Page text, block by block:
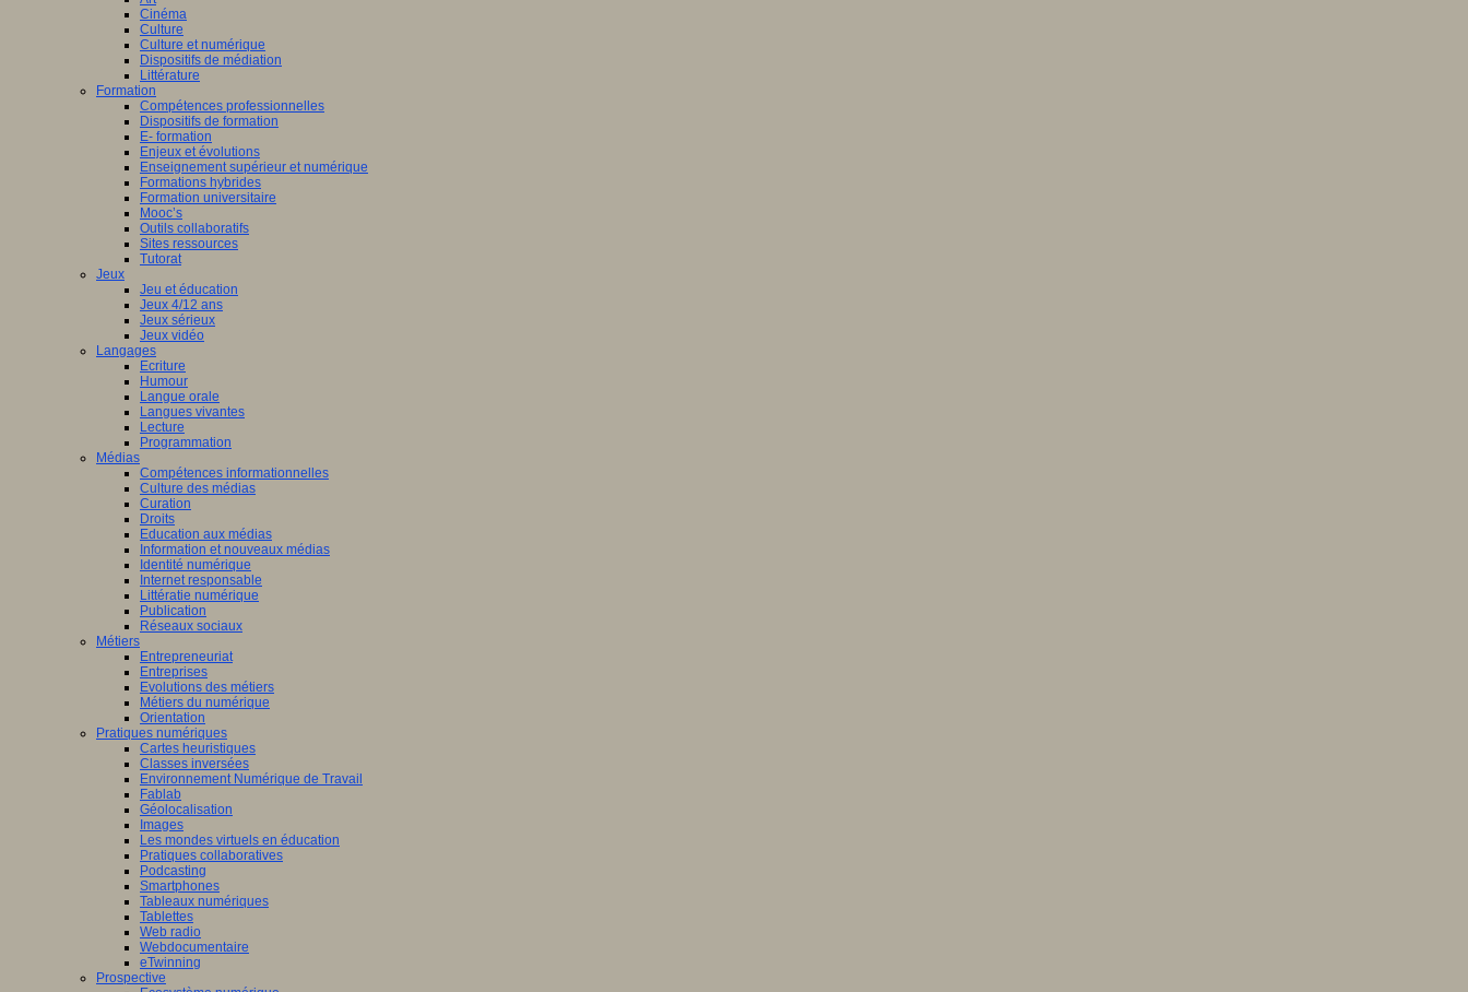
Cinéma
Culture
Culture et numérique
Dispositifs de médiation
Littérature
Formation
Compétences professionnelles
Dispositifs de formation
E- formation
Enjeux et évolutions
Enseignement supérieur et numérique
Formations hybrides
Formation universitaire
Mooc’s
Outils collaboratifs
Sites ressources
Tutorat
Jeux
Jeu et éducation
Jeux 4/12 ans
Jeux sérieux
Jeux vidéo
Langages
Ecriture
Humour
Langue orale
Langues vivantes
Lecture
Programmation
Médias
Compétences informationnelles
Culture des médias
Curation
Droits
Education aux médias
Information et nouveaux médias
Identité numérique
Internet responsable
Littératie numérique
Publication
Réseaux sociaux
Métiers
Entrepreneuriat
Entreprises
Evolutions des métiers
Métiers du numérique
Orientation
Pratiques numériques
Cartes heuristiques
Classes inversées
Environnement Numérique de Travail
Fablab
Géolocalisation
Images
Les mondes virtuels en éducation
Pratiques collaboratives
Podcasting
Smartphones
Tableaux numériques
Tablettes
Web radio
Webdocumentaire
eTwinning
Prospective